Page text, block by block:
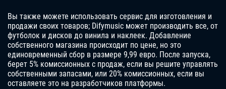
Вы также можете использовать сервис для изготовления и
продажи своих товаров; Difymusic может производить все, от
футболок и дисков до винила и наклеек. Добавление
собственного магазина происходит по цене, но это
единовременный сбор в размере 9,99 евро. После запуска,
берет 5% комиссионных с продаж, если вы решите управлять
собственными запасами, или 20% комиссионных, если вы
оставляете это на разработчиков платформы.